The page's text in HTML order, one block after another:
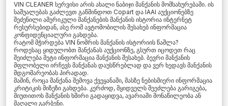
VIN CLEANER სერვისი არის ახალი ნაბიჯი მანქანის მომსახურებაში. ის
საშუალებას გაძლევთ გაწმინდოთ Copart და IAAI აუქციონებზე
შეძენილი ამერიკული მანქანების მანქანის ისტორია ინტერნეტ
რესურსებიდან, ასე რომ ავტომობილის შესახებ ინფორმაცია
კონფიდენციალური გახდება.
რატომ მჭირდება VIN ნომრის მანქანის ისტორიის წაშლა?
როდესაც ყიდულობთ მანქანას აუქციონზე, გსურთ იცოდეთ რაც
შეიძლება მეტი ინფორმაცია მანქანის შესახებ. ბევრი მანქანის
მფლობელი ირჩევს მანქანას დაუსწრებლად და ვერ ხედავს მანქანის
მდგომარეობას პირადად.
მაშინ, როცა მანქანა შემოვა ქვეყანაში, მასზე ნებისმიერი ინფორმაცია
კრიტიკის მიზეზი გახდება. კერძოდ, მყიდველს შეეძლება გარიგება,
მიუთითოს მანქანის ხშირი გადაყიდვა, ავარიაში მონაწილეობა ან
მაღალი გარბენი.